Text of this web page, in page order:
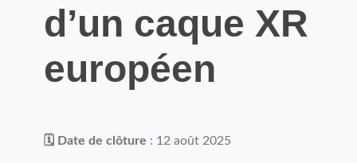
d’un caque XR
européen
🗓️ Date de clôture : 12 août 2025